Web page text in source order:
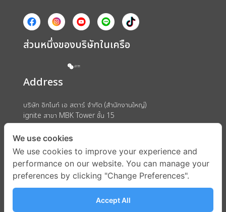
ส่วนหนึ่งของบริษัทในเครือ
Address
บริษัท อิกไนท์ เอ สตาร์ จำกัด (สำนักงานใหญ่)
ignite สาขา MBK Tower ชั้น 15
ถนนพญาไท แขวงวังใหม่ เขตปทุมวัน กรุงเทพมหานคร 10330
We use cookies
We use cookies to improve your experience and
performance on our website. You can manage your
preferences by clicking "Change Preferences".
Accept All